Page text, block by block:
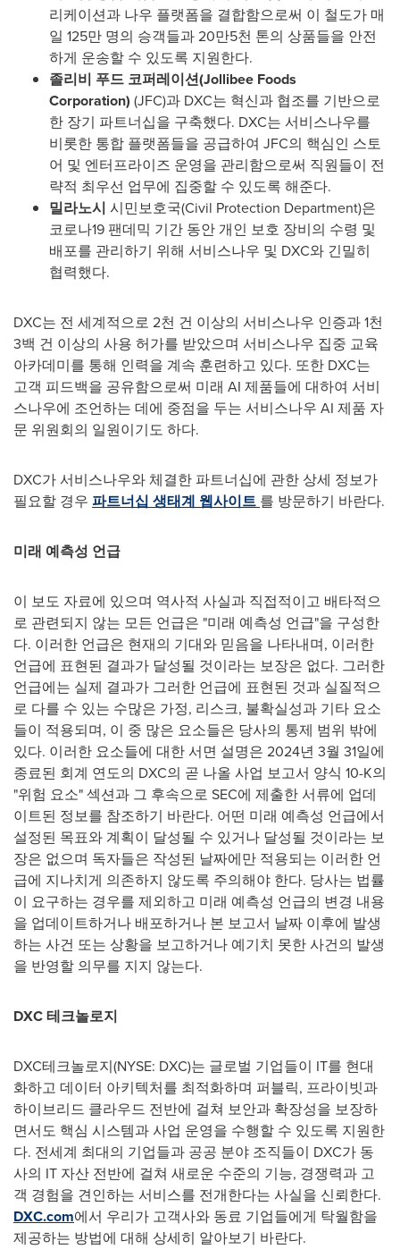
리케이션과 나우 플랫폼을 결합함으로써 이 철도가 매
일 125만 명의 승객들과 20만5천 톤의 상품들을 안전
하게 운송할 수 있도록 지원한다.
졸리비 푸드 코퍼레이션(Jollibee Foods
Corporation) (JFC)과 DXC는 혁신과 협조를 기반으로
한 장기 파트너십을 구축했다. DXC는 서비스나우를
비롯한 통합 플랫폼들을 공급하여 JFC의 핵심인 스토
어 및 엔터프라이즈 운영을 관리함으로써 직원들이 전
략적 최우선 업무에 집중할 수 있도록 해준다.
밀라노시 시민보호국(Civil Protection Department)은
코로나19 팬데믹 기간 동안 개인 보호 장비의 수령 및
배포를 관리하기 위해 서비스나우 및 DXC와 긴밀히
협력했다.
DXC는 전 세계적으로 2천 건 이상의 서비스나우 인증과 1천
3백 건 이상의 사용 허가를 받았으며 서비스나우 집중 교육
아카데미를 통해 인력을 계속 훈련하고 있다. 또한 DXC는
고객 피드백을 공유함으로써 미래 AI 제품들에 대하여 서비
스나우에 조언하는 데에 중점을 두는 서비스나우 AI 제품 자
문 위원회의 일원이기도 하다.
DXC가 서비스나우와 체결한 파트너십에 관한 상세 정보가
필요할 경우 파트너십 생태계 웹사이트 를 방문하기 바란다.
미래 예측성 언급
이 보도 자료에 있으며 역사적 사실과 직접적이고 배타적으
로 관련되지 않는 모든 언급은 "미래 예측성 언급"을 구성한
다. 이러한 언급은 현재의 기대와 믿음을 나타내며, 이러한
언급에 표현된 결과가 달성될 것이라는 보장은 없다. 그러한
언급에는 실제 결과가 그러한 언급에 표현된 것과 실질적으
로 다를 수 있는 수많은 가정, 리스크, 불확실성과 기타 요소
들이 적용되며, 이 중 많은 요소들은 당사의 통제 범위 밖에
있다. 이러한 요소들에 대한 서면 설명은 2024년 3월 31일에
종료된 회계 연도의 DXC의 곧 나올 사업 보고서 양식 10-K의
"위험 요소" 섹션과 그 후속으로 SEC에 제출한 서류에 업데
이트된 정보를 참조하기 바란다. 어떤 미래 예측성 언급에서
설정된 목표와 계획이 달성될 수 있거나 달성될 것이라는 보
장은 없으며 독자들은 작성된 날짜에만 적용되는 이러한 언
급에 지나치게 의존하지 않도록 주의해야 한다. 당사는 법률
이 요구하는 경우를 제외하고 미래 예측성 언급의 변경 내용
을 업데이트하거나 배포하거나 본 보고서 날짜 이후에 발생
하는 사건 또는 상황을 보고하거나 예기치 못한 사건의 발생
을 반영할 의무를 지지 않는다.
DXC 테크놀로지
DXC테크놀로지(NYSE: DXC)는 글로벌 기업들이 IT를 현대
화하고 데이터 아키텍처를 최적화하며 퍼블릭, 프라이빗과
하이브리드 클라우드 전반에 걸쳐 보안과 확장성을 보장하
면서도 핵심 시스템과 사업 운영을 수행할 수 있도록 지원한
다. 전세계 최대의 기업들과 공공 분야 조직들이 DXC가 동
사의 IT 자산 전반에 걸쳐 새로운 수준의 기능, 경쟁력과 고
객 경험을 견인하는 서비스를 전개한다는 사실을 신뢰한다.
DXC.com에서 우리가 고객사와 동료 기업들에게 탁월함을
제공하는 방법에 대해 상세히 알아보기 바란다.